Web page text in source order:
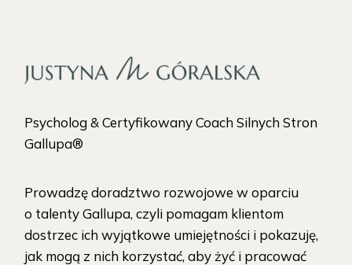
Psycholog & Certyfikowany Coach Silnych Stron
Gallupa®
Prowadzę doradztwo rozwojowe w oparciu
o talenty Gallupa, czyli pomagam klientom
dostrzec ich wyjątkowe umiejętności i pokazuję,
jak mogą z nich korzystać, aby żyć i pracować